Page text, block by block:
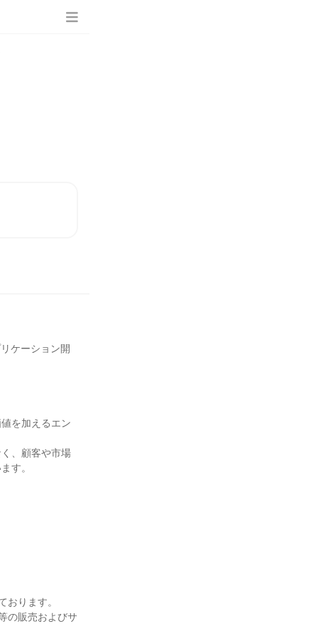
ケーション開
を加えるエン
、顧客や市場
す。
おります。
の販売およびサ